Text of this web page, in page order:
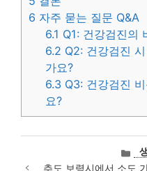
6 자주 묻는 질문 Q&A
6.1 Q1: 건강검진의
6.2 Q2: 건강검진
가요?
6.3 Q3: 건강검진
요?
카
테
추도 보령시에서 소도